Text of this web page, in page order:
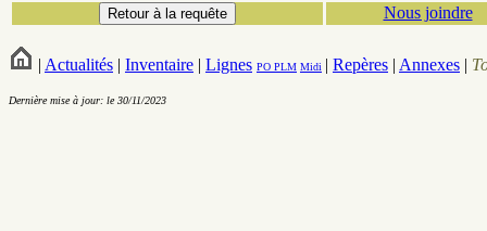
Nous joindre
| Actualités | Inventaire | Lignes PO PLM Midi | Repères | Annexes |
Dernière mise à jour: le 30/11/2023